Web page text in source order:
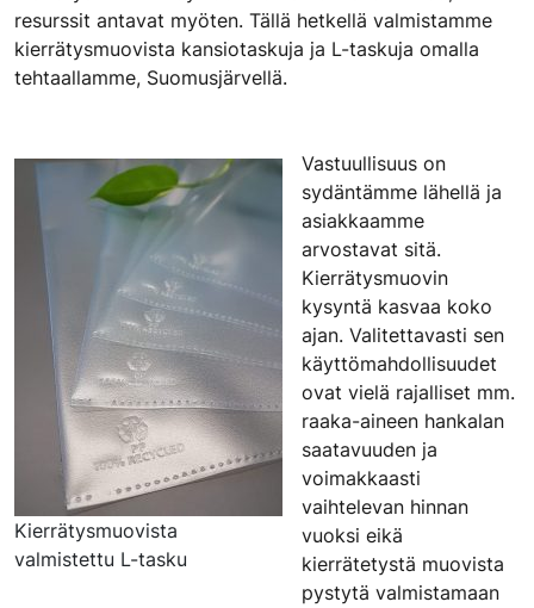
resurssit antavat myöten. Tällä hetkellä valmistamme
kierrätysmuovista kansiotaskuja ja L-taskuja omalla
tehtaallamme, Suomusjärvellä.
Kierrätysmuovista
valmistettu L-tasku
Vastuullisuus on
sydäntämme lähellä ja
asiakkaamme
arvostavat sitä.
Kierrätysmuovin
kysyntä kasvaa koko
ajan. Valitettavasti sen
käyttömahdollisuudet
ovat vielä rajalliset mm.
raaka-aineen hankalan
saatavuuden ja
voimakkaasti
vaihtelevan hinnan
vuoksi eikä
kierrätetystä muovista
pystytä valmistamaan